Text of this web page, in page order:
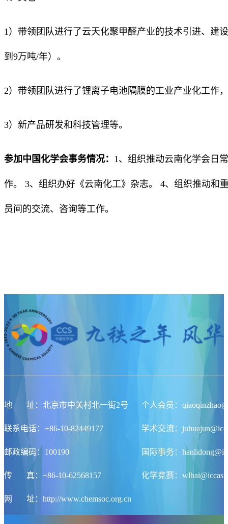
1）带领团队进行了云天化聚甲醛产业的技术引进、建
到9万吨/年）。
2）带领团队进行了锂离子电池隔膜的工业产业化工作
3）新产品研发和科技管理等。
参加中国化学会事务情况： 1、组织推动云南化学会日
作。 3、组织办好《云南化工》杂志。 4、组织推动和
员间的交流、咨询等工作。
地 址 ：北京市中关村北一街2号
联系电话：+86-10-82449177
邮政编码：100190
传 真 ：+86-10-62568157
网 址：http://www.chemsoc.org.cn
个人会员：
学术交流：
国际事务：
化学竞赛：